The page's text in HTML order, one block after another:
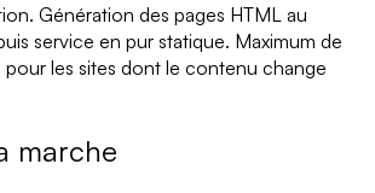
Génération des pages HTML au
service en pur statique. Maximum de
les sites dont le contenu change
marche